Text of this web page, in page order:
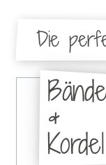
Die
&
Kordel